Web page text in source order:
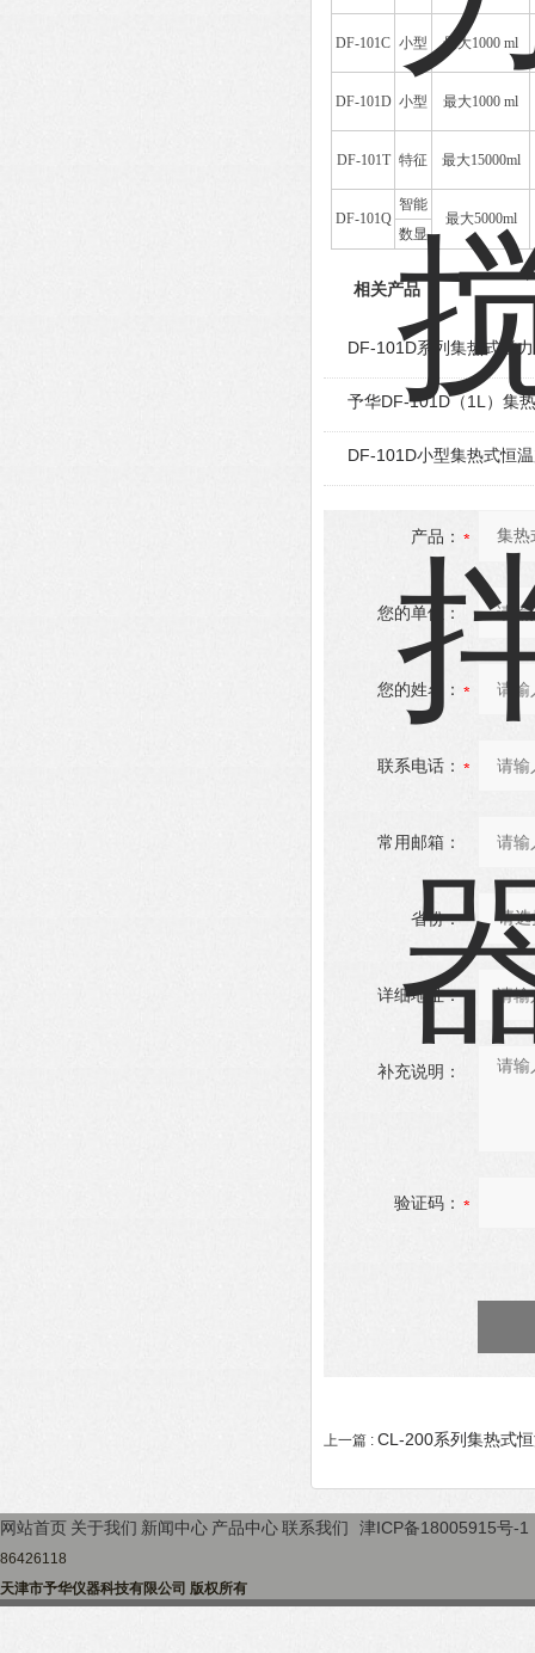
DF-101C 小型 最大1000 ml
DF-101D 小型 最大1000 ml
DF-101T 特征 最大15000ml
DF-101Q
智能
最大5000ml
数显
相关产品
DF-101D系列集热式磁
予华DF-101D（1L）集
DF-101D小型集热式恒
产品：
您的单位：
您的姓名：
联系电话：
常用邮箱：
省份：
详细地址：
补充说明：
验证码：
上一篇 : CL-200系列集热式
网站首页 关于我们 新闻中心 产品中心联系我们 津ICP备18005915号-1
86426118
天津市予华仪器科技有限公司 版权所有